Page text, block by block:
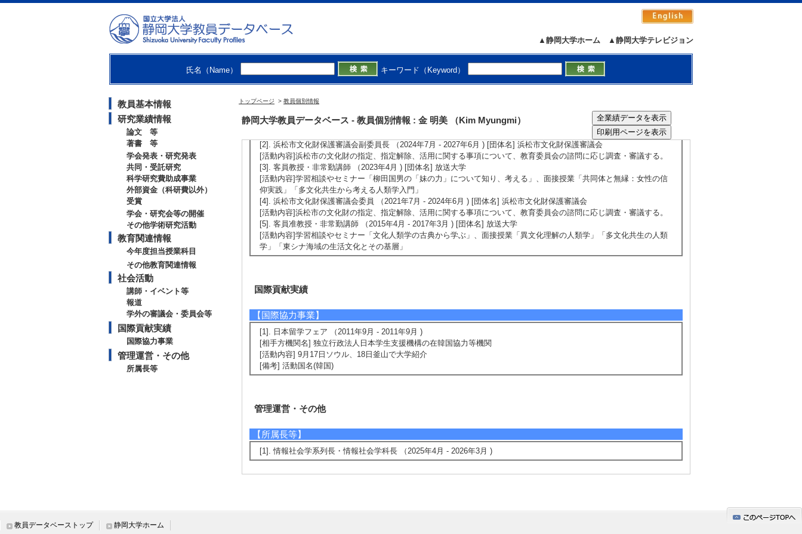
▲静岡大学テレビジョン
▲静岡大学ホーム
氏名（Name） キーワード（Keyword）
教員基本情報
研究業績情報
論文 等
著書 等
学会発表・研究発表
共同・受託研究
科学研究費助成事業
外部資金（科研費以外）
受賞
学会・研究会等の開催
その他学術研究活動
教育関連情報
今年度担当授業科目
その他教育関連情報
社会活動
講師・イベント等
報道
学外の審議会・委員会等
国際貢献実績
国際協力事業
管理運営・その他
所属長等
トップページ > 教員個別情報
静岡大学教員データベース - 教員個別情報 : 金 明美 （Kim Myungmi）
[概要]「フィールドリサーチ」（担当教員：藤井、笹原、金）の授業の一環で訪問したジェトロ浜松へのヒアリングを
[備考] 静岡新聞 朝刊 22ページ
[3]. 新聞 静岡大・読売新聞共催の連続市民講座「グローバル化時代を生きる」 (2013年10月25日)
[概要]第4回講座にて「グローバル時代の『共同体』」と題し講演
【学外の審議会・委員会等】
[1]. 客員教授 （2025年4月 - 2026年3月 ) [団体名] 放送大学
[2]. 浜松市文化財保護審議会副委員長 （2024年7月 - 2027年6月 ) [団体名] 浜松市文化財保護審議会
[活動内容]浜松市の文化財の指定、指定解除、活用に関する事項について、教育委員会の諮問に応じ調査・審議する。
[3]. 客員教授・非常勤講師 （2023年4月 ) [団体名] 放送大学
[活動内容]学習相談やセミナー「柳田国男の「妹の力」について知り、考える」、面接授業「共同体と無縁：女性の信
仰実践」「多文化共生から考える人類学入門」
[4]. 浜松市文化財保護審議会委員 （2021年7月 - 2024年6月 ) [団体名] 浜松市文化財保護審議会
[活動内容]浜松市の文化財の指定、指定解除、活用に関する事項について、教育委員会の諮問に応じ調査・審議する。
[5]. 客員准教授・非常勤講師 （2015年4月 - 2017年3月 ) [団体名] 放送大学
[活動内容]学習相談やセミナー「文化人類学の古典から学ぶ」、面接授業「異文化理解の人類学」「多文化共生の人類
学」「東シナ海域の生活文化とその基層」
国際貢献実績
【国際協力事業】
[1]. 日本留学フェア （2011年9月 - 2011年9月 )
[相手方機関名] 独立行政法人日本学生支援機構の在韓国協力等機関
[活動内容] 9月17日ソウル、18日釜山で大学紹介
[備考] 活動国名(韓国)
管理運営・その他
【所属長等】
[1]. 情報社会学系列長・情報社会学科長 （2025年4月 - 2026年3月 )
教員データベーストップ 静岡大学ホーム